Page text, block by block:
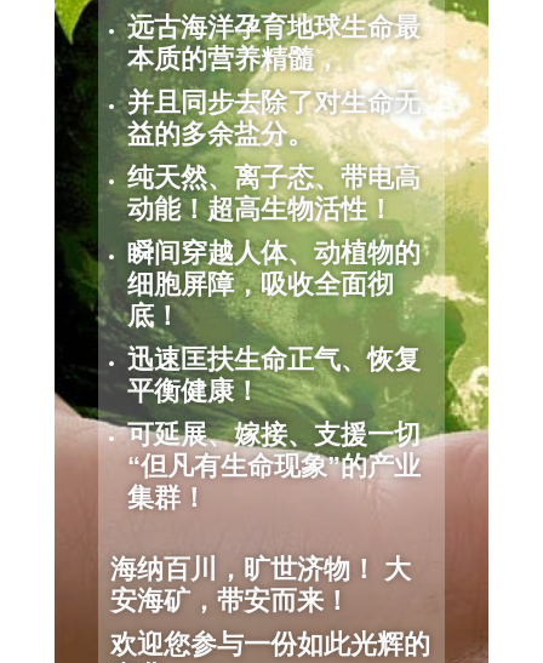
远古海洋孕育地球生命最
本质的营养精髓，
并且同步去除了对生命无
益的多余盐分。
纯天然、离子态、带电高
动能！超高生物活性！
瞬间穿越人体、动植物的
细胞屏障，吸收全面彻
底！
迅速匡扶生命正气、恢复
平衡健康！
可延展、嫁接、支援一切
“但凡有生命现象”的产业
集群！
海纳百川，旷世济物！ 大
安海矿，带安而来！
欢迎您参与一份如此光辉的